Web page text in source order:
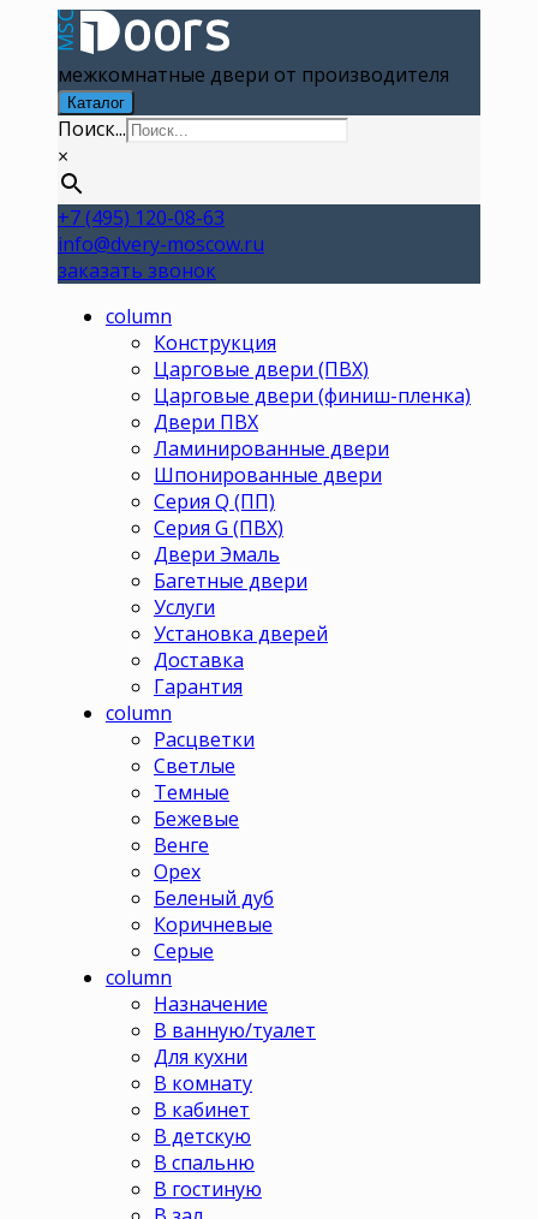
межкомнатные двери от производителя
Каталог
Поиск...
×
+7 (495) 120-08-63
info@dvery-moscow.ru
заказать звонок
column
Конструкция
Царговые двери (ПВХ)
Царговые двери (финиш-пленка)
Двери ПВХ
Ламинированные двери
Шпонированные двери
Серия Q (ПП)
Серия G (ПВХ)
Двери Эмаль
Багетные двери
Услуги
Установка дверей
Доставка
Гарантия
column
Расцветки
Светлые
Темные
Бежевые
Венге
Орех
Беленый дуб
Коричневые
Серые
column
Назначение
В ванную/туалет
Для кухни
В комнату
В кабинет
В детскую
В спальню
В гостиную